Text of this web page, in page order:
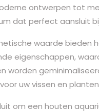
ontwerpen tot
dat perfect aansluit
waarde bieden
eigenschappen,
worden
uw vissen en
om een houten